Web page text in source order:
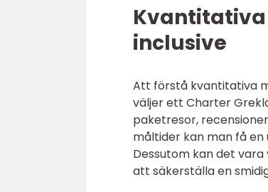
inclusive
Att förstå kvantitativa
väljer ett Charter
paketresor,
måltider kan man få
Dessutom kan det
att säkerställa en